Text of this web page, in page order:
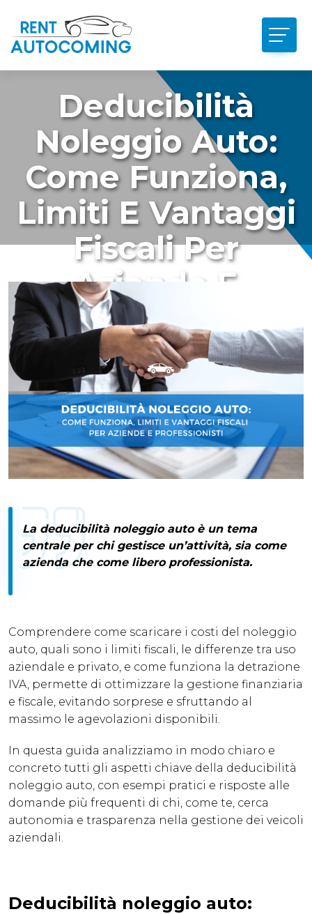
Deducibilità
Noleggio Auto:
Come Funziona,
Limiti E Vantaggi
Fiscali Per
Aziende E
Professionisti
La deducibilità noleggio auto è un tema
centrale per chi gestisce un’attività, sia come
azienda che come libero professionista.
Comprendere come scaricare i costi del noleggio
auto, quali sono i limiti fiscali, le differenze tra uso
aziendale e privato, e come funziona la detrazione
IVA, permette di ottimizzare la gestione finanziaria
e fiscale, evitando sorprese e sfruttando al
massimo le agevolazioni disponibili.
In questa guida analizziamo in modo chiaro e
concreto tutti gli aspetti chiave della deducibilità
noleggio auto, con esempi pratici e risposte alle
domande più frequenti di chi, come te, cerca
autonomia e trasparenza nella gestione dei veicoli
aziendali.
Deducibilità noleggio auto: